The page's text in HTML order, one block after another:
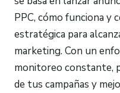
PPC, cómo funciona y
estratégica para
marketing. Con un
monitoreo constante,
de tus campañas y